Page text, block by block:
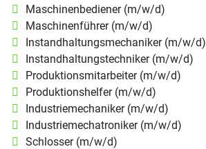
Maschinenbediener (m/w/d)
Maschinenführer (m/w/d)
Instandhaltungsmechaniker (m/w/d)
Instandhaltungstechniker (m/w/d)
Produktionsmitarbeiter (m/w/d)
Produktionshelfer (m/w/d)
Industriemechaniker (m/w/d)
Industriemechatroniker (m/w/d)
Schlosser (m/w/d)